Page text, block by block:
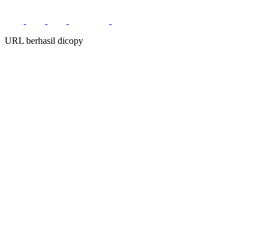
URL berhasil dicopy